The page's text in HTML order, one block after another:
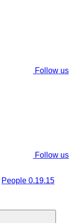
Follow us
Follow us
People 0.19.15